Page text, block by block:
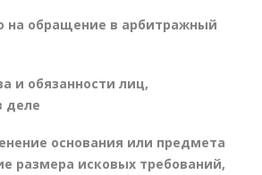
на обращение в арбитражный
и обязанности лиц,
деле
основания или предмета
размера исковых требований,